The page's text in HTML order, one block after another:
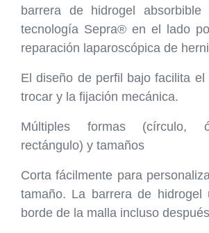
barrera de hidrogel
tecnología Sepra® en el lado
reparación laparoscópica de
El diseño de perfil bajo facilita el
trocar y la fijación mecánica.
Múltiples formas (círculo,
rectángulo) y tamaños
Corta fácilmente para
tamaño. La barrera de hidrogel
borde de la malla incluso